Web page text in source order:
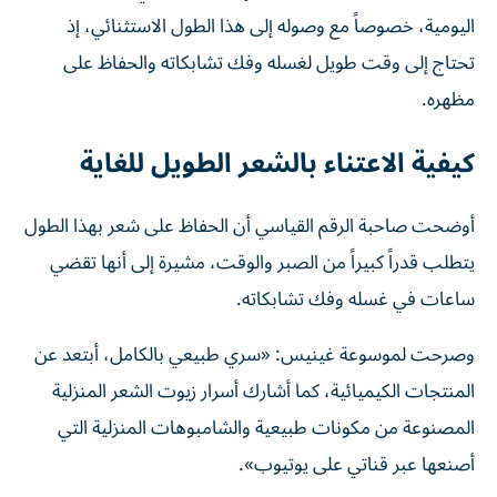
اليومية، خصوصاً مع وصوله إلى هذا الطول الاستثنائي، إذ
تحتاج إلى وقت طويل لغسله وفك تشابكاته والحفاظ على
مظهره.
كيفية الاعتناء بالشعر الطويل للغاية
أوضحت صاحبة الرقم القياسي أن الحفاظ على شعر بهذا الطول
يتطلب قدراً كبيراً من الصبر والوقت، مشيرة إلى أنها تقضي
ساعات في غسله وفك تشابكاته.
وصرحت لموسوعة غينيس: «سري طبيعي بالكامل، أبتعد عن
المنتجات الكيميائية، كما أشارك أسرار زيوت الشعر المنزلية
المصنوعة من مكونات طبيعية والشامبوهات المنزلية التي
أصنعها عبر قناتي على يوتيوب».